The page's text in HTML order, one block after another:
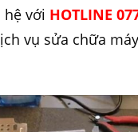
với HOTLINE
vụ sửa chữa